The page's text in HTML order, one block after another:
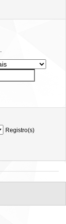
Registro(s)